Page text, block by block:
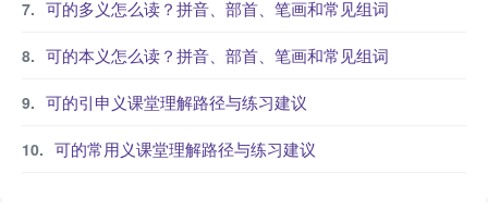
可的多义怎么读？拼音、部首、笔画和常见组词
可的本义怎么读？拼音、部首、笔画和常见组词
可的引申义课堂理解路径与练习建议
可的常用义课堂理解路径与练习建议